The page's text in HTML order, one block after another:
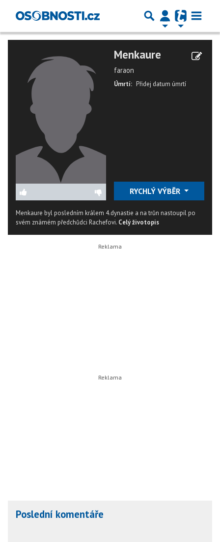
Menkaure
faraon
Úmrtí: Přidej datum úmrtí
RYCHLÝ VÝBĚR
Menkaure byl posledním králem 4.dynastie a na trůn nastoupil po
svém známém předchůdci Rachefovi. Celý životopis
Poslední komentáře